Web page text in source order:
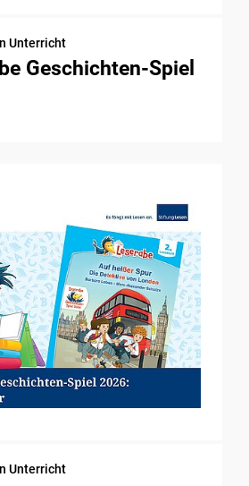
Unterricht
Geschichten-Spiel
Unterricht